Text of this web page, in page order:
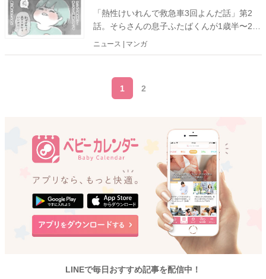
「熱性けいれんで救急車3回よんだ話」第2
話。そらさんの息子ふたばくんが1歳半〜2歳
10カ月の間に4回起こった熱性けいれんの話
を紹介します。 一般的に、生後6カ月〜5歳
けいれん」と言います。小児神経学会による
と、子どもの脳は熱に敏感で、風邪などの熱
ニュース | マンガ
1 2
LINEで毎日おすすめ記事を配信中！